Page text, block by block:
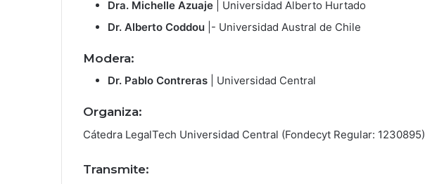
Dra. Michelle Azuaje | Universidad Alberto Hurtado
Dr. Alberto Coddou |- Universidad Austral de Chile
Modera:
Dr. Pablo Contreras | Universidad Central
Organiza:
Cátedra LegalTech Universidad Central (Fondecyt Regular: 1230895)
Transmite: